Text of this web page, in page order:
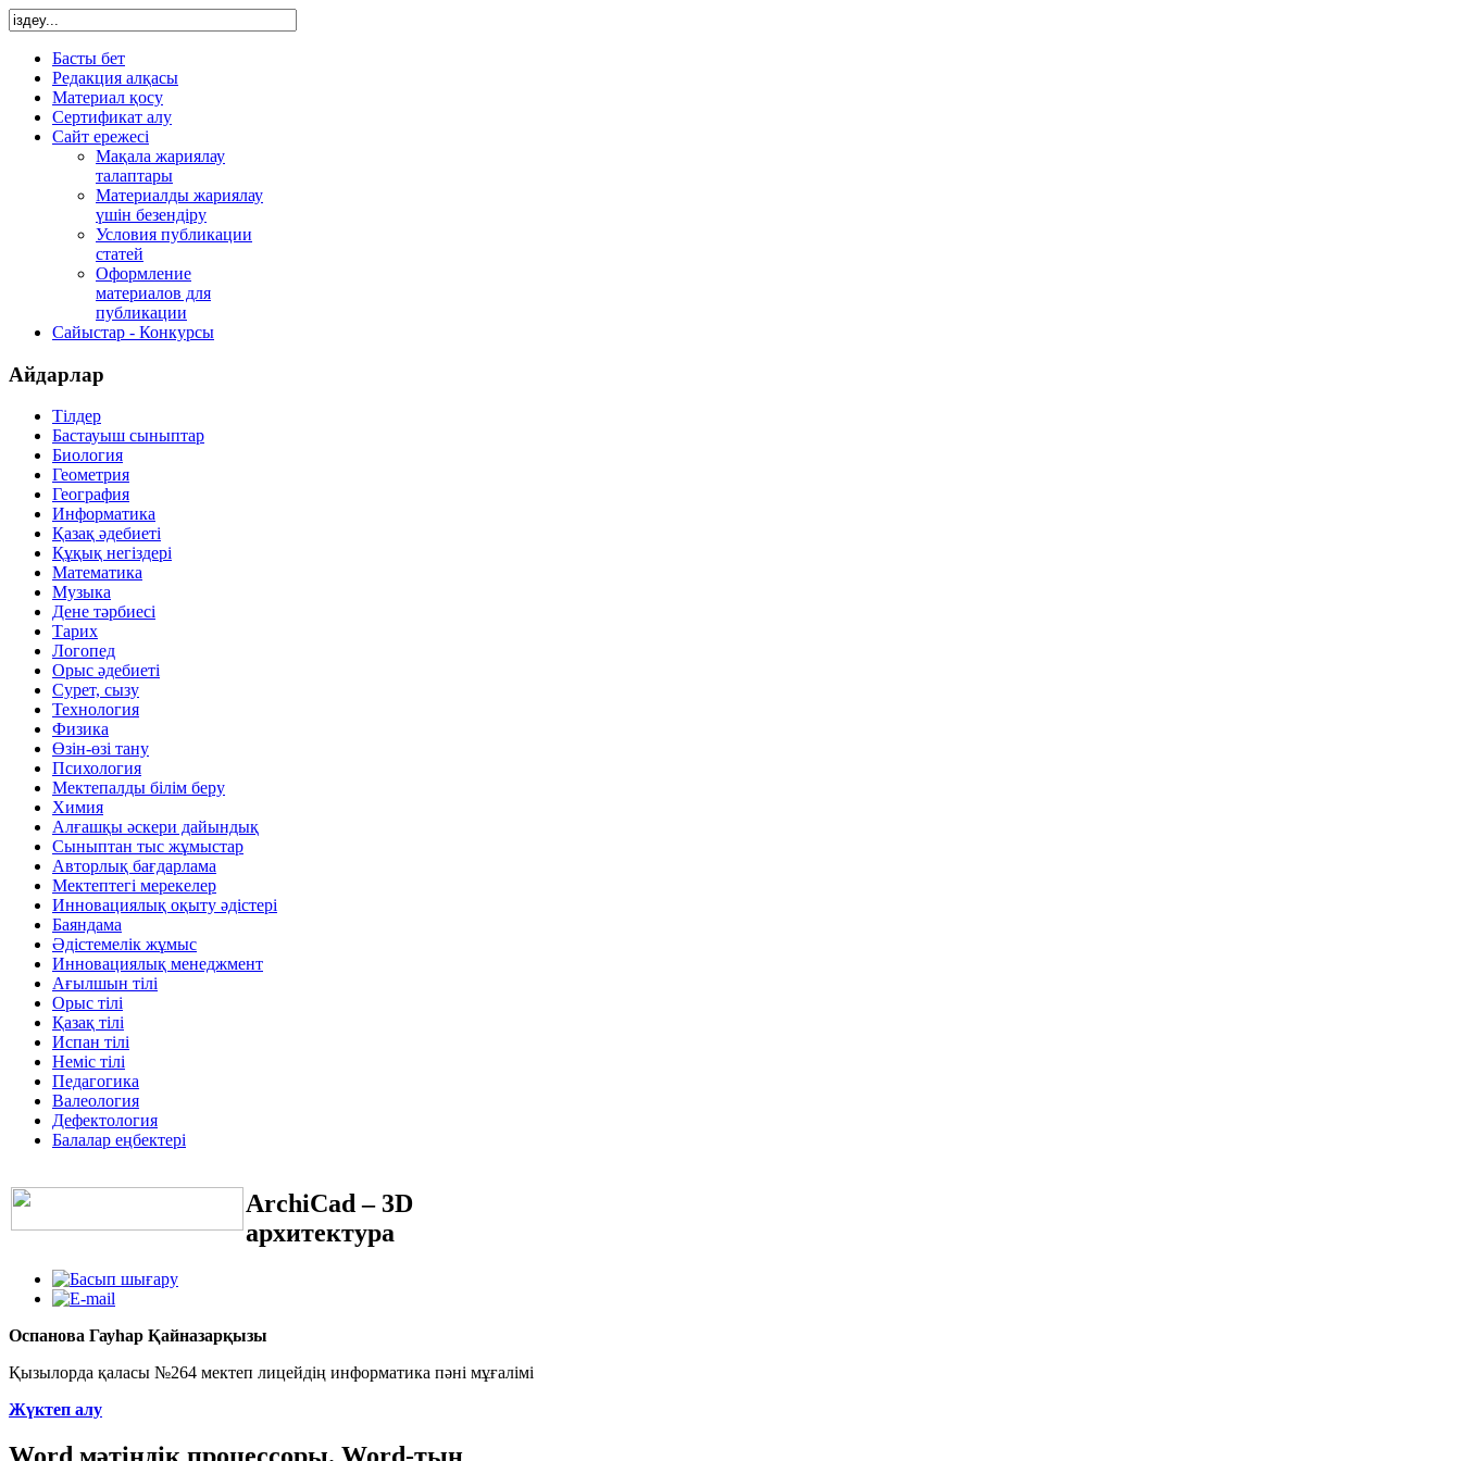
Басты бет
Редакция алқасы
Материал қосу
Сертификат алу
Сайт ережесі
Мақала жариялау
талаптары
Материалды жариялау
үшін безендіру
Условия публикации
статей
Оформление
материалов для
публикации
Сайыстар - Конкурсы
Айдарлар
Тілдер
Бастауыш сыныптар
Биология
Геометрия
География
Информатика
Қазақ әдебиеті
Құқық негіздері
Математика
Музыка
Дене тәрбиесі
Тарих
Логопед
Орыс әдебиеті
Сурет, сызу
Технология
Физика
Өзін-өзі тану
Психология
Мектепалды білім беру
Химия
Алғашқы әскери дайындық
Сыныптан тыс жұмыстар
Авторлық бағдарлама
Мектептегі мерекелер
Инновациялық оқыту әдістері
Баяндама
Әдістемелік жұмыс
Инновациялық менеджмент
Ағылшын тілі
Орыс тілі
Қазақ тілі
Испан тілі
Неміс тілі
Педагогика
Валеология
Дефектология
Балалар еңбектері
ArchiCad – 3D
архитектура
Оспанова Гауһар Қайназарқызы
Қызылорда қаласы №264 мектеп лицейдің информатика пәні мұғалімі
Жүктеп алу